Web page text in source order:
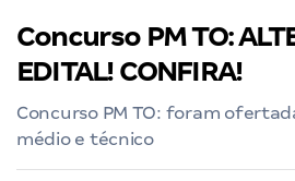
Concurso PM TO:
EDITAL! CONFIRA!
Concurso PM TO: foram
médio e técnico